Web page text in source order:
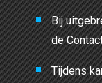
Bij
de
Tijdens